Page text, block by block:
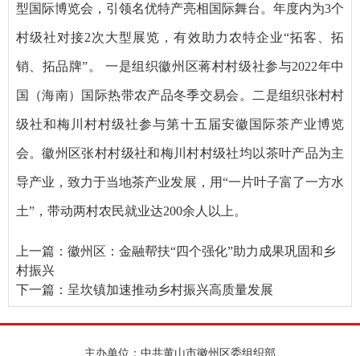
型国际博览会，引领名优特产亮相国际舞台。年度内为3个
村级社对接2次大型展览，有效助力农特企业“拓客、拓
销、拓品牌”。 一是组织徽州区蒋村村级社参与2022年中
国（海南）国际热带农产品冬季交易会。二是组织张村村
级社和梅川村村级社参与第十五届安徽国际茶产业博览
会。徽州区张村村级社和梅川村村级社均以茶叶产品为主
导产业，致力于当地茶产业发展，用“一片叶子富了一方水
土”，带动两村农民就业达200余人以上。
上一篇： 徽州区：金融帮扶“四个强化”助力成果巩固和乡
村振兴
下一篇： 呈坎镇加速推动乡村振兴高质量发展
主办单位：中共黄山市徽州区委组织部